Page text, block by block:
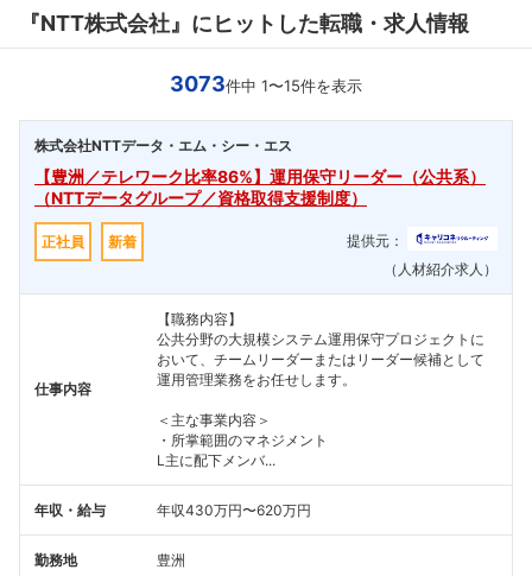
『NTT株式会社』にヒットした転職・求人情報
3073件中 1〜15件を表示
株式会社NTTデータ・エム・シー・エス
【豊洲／テレワーク比率86%】運用保守リーダー（公共系）
（NTTデータグループ／資格取得支援制度）
正社員 新着
提供元：
（人材紹介求人）
仕事内容
【職務内容】
公共分野の大規模システム運用保守プロジェクトに
おいて、チームリーダーまたはリーダー候補として
運用管理業務をお任せします。
＜主な事業内容＞
・所掌範囲のマネジメント
L主に配下メンバ...
年収・給与 年収430万円〜620万円
勤務地 豊洲